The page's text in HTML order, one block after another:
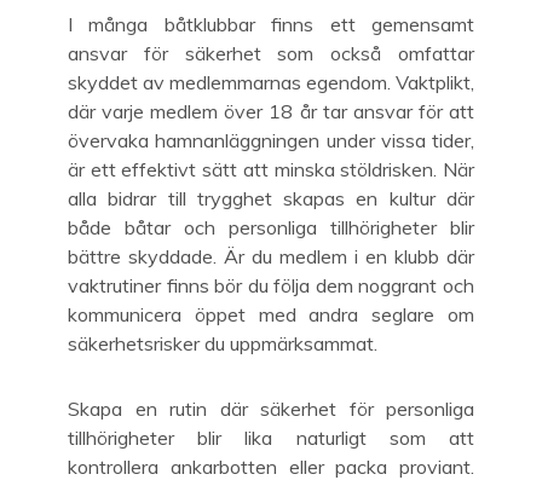
I många båtklubbar finns ett gemensamt
ansvar för säkerhet som också omfattar
skyddet av medlemmarnas egendom. Vaktplikt,
där varje medlem över 18 år tar ansvar för att
övervaka hamnanläggningen under vissa tider,
är ett effektivt sätt att minska stöldrisken. När
alla bidrar till trygghet skapas en kultur där
både båtar och personliga tillhörigheter blir
bättre skyddade. Är du medlem i en klubb där
vaktrutiner finns bör du följa dem noggrant och
kommunicera öppet med andra seglare om
säkerhetsrisker du uppmärksammat.
Skapa en rutin där säkerhet för personliga
tillhörigheter blir lika naturligt som att
kontrollera ankarbotten eller packa proviant.